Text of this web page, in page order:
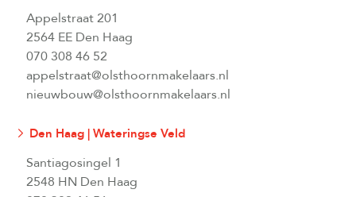
Appelstraat 201
2564 EE Den Haag
070 308 46 52
appelstraat@olsthoornmakelaars.nl
nieuwbouw@olsthoornmakelaars.nl
Den Haag | Wateringse Veld
Santiagosingel 1
2548 HN Den Haag